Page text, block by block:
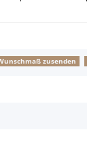
zusenden